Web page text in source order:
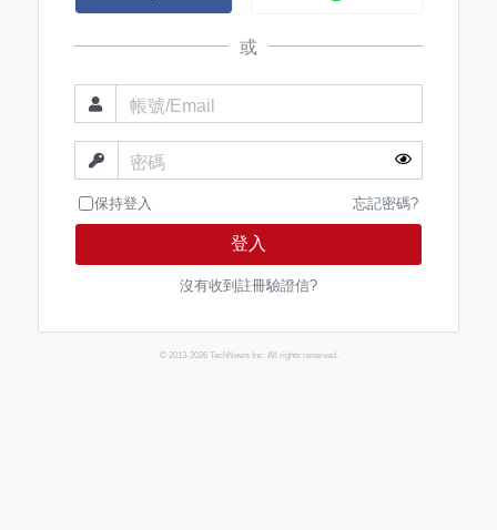
或
帳號/Email
密碼
保持登入 忘記密碼?
登入
沒有收到註冊驗證信?
© 2013-2026 TechNews Inc. All rights reserved.